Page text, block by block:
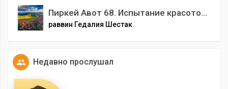
Пиркей Авот 68. Испытание красотой. (Глава 5. Мишна 3-4).
раввин Гедалия Шестак
Недавно прослушал